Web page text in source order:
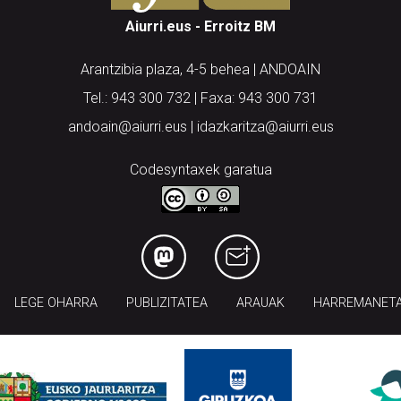
Aiurri.eus - Erroitz BM
Arantzibia plaza, 4-5 behea | ANDOAIN
Tel.: 943 300 732 | Faxa: 943 300 731
andoain@aiurri.eus | idazkaritza@aiurri.eus
Codesyntaxek garatua
LEGE OHARRA PUBLIZITATEA ARAUAK